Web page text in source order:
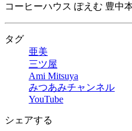
コーヒーハウス ぽえむ 豊中
タグ
亜美
三ツ屋
Ami Mitsuya
みつあみチャンネル
YouTube
シェアする